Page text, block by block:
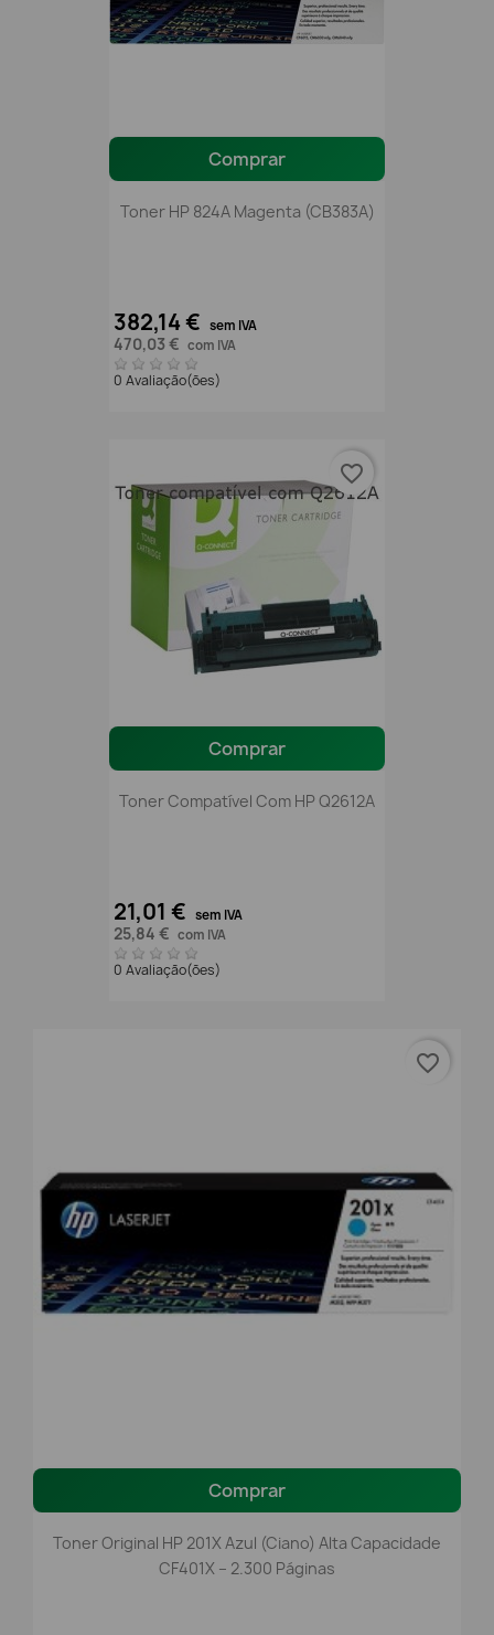
Comprar
Toner HP 824A Magenta (CB383A)
382,14 € sem IVA
470,03 € com IVA
0 Avaliação(ões)
Comprar
Toner Compatível Com HP Q2612A
21,01 € sem IVA
25,84 € com IVA
0 Avaliação(ões)
favorite_border
Comprar
Toner Original HP 201X Azul (Ciano) Alta Capacidade
CF401X – 2.300 Páginas
favorite_border